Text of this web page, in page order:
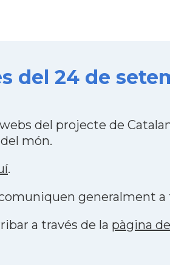
del 24 de
del projecte de
món.
.
generalment a
a través de la pàgina